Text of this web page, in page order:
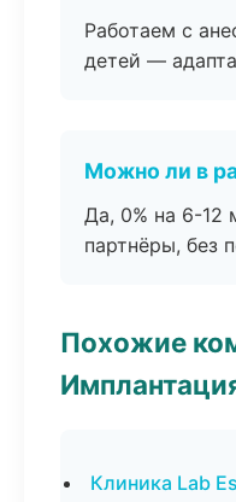
Работаем с
детей —
Можно ли в
Да, 0% на 6-12
партнёры, без
Похожие
Клиника Lab